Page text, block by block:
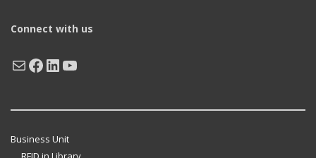
Connect with us
MailFacebook
LinkedIn
YouTube
Business Unit